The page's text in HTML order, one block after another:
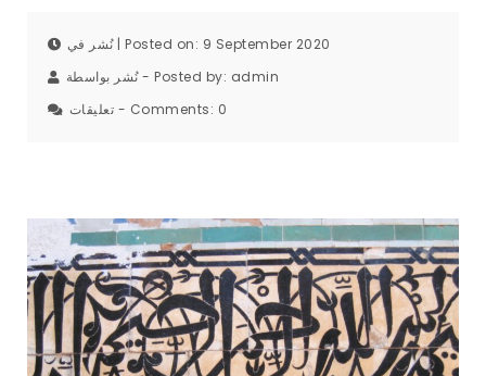
نُشر في | Posted on: 9 September 2020
نُشر بواسطة - Posted by: admin
تعليقات - Comments: 0